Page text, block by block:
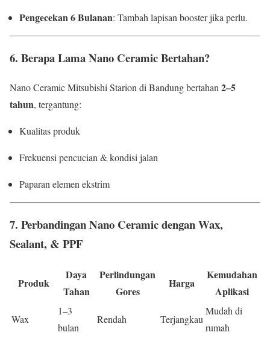
Pengecekan 6 Bulanan: Tambah lapisan booster jika perlu.
6. Berapa Lama Nano Ceramic Bertahan?
Nano Ceramic Mitsubishi Starion di Bandung bertahan 2–5
tahun, tergantung:
Kualitas produk
Frekuensi pencucian & kondisi jalan
Paparan elemen ekstrim
7. Perbandingan Nano Ceramic dengan Wax,
Sealant, & PPF
Produk
Daya
Tahan
Perlindungan
Gores
Harga
Kemudahan
Aplikasi
Wax
1–3
bulan
Rendah Terjangkau
Mudah di
rumah